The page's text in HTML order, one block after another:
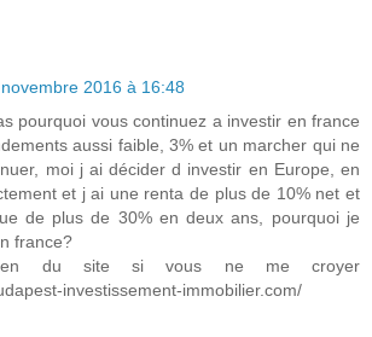
2016 à 16:48
pourquoi vous continuez a investir en france
aussi faible, 3% et un marcher qui ne
moi j ai décider d investir en Europe, en
et j ai une renta de plus de 10% net et
de plus de 30% en deux ans, pourquoi je
france?
du site si vous ne me croyer
investissement-immobilier.com/